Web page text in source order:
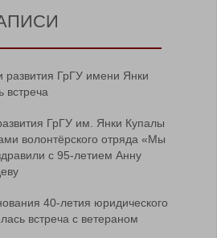
развития ГрГУ имени Янки
встреча
ГрГУ им. Янки Купалы
волонтёрского отряда «Мы
с 95-летием Анну
40-летия юридического
встреча с ветераном